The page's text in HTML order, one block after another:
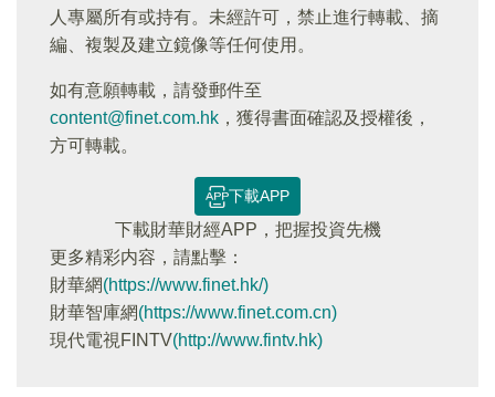
人專屬所有或持有。未經許可，禁止進行轉載、摘
編、複製及建立鏡像等任何使用。
如有意願轉載，請發郵件至
content@finet.com.hk ，獲得書面確認及授權後，
方可轉載。
下載APP
下載財華財經APP，把握投資先機
更多精彩内容，請點擊：
財華網(https://www.finet.hk/)
財華智庫網(https://www.finet.com.cn)
現代電視FINTV(http://www.fintv.hk)